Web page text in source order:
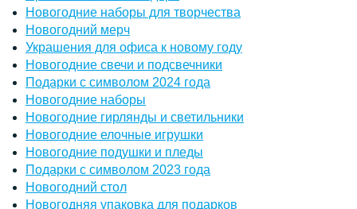
Новогодние наборы для творчества
Новогодний мерч
Украшения для офиса к новому году
Новогодние свечи и подсвечники
Подарки с символом 2024 года
Новогодние наборы
Новогодние гирлянды и светильники
Новогодние елочные игрушки
Новогодние подушки и пледы
Подарки с символом 2023 года
Новогодний стол
Новогодняя упаковка для подарков